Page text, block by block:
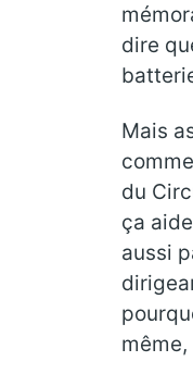
dire
Mais
du
ça
aussi